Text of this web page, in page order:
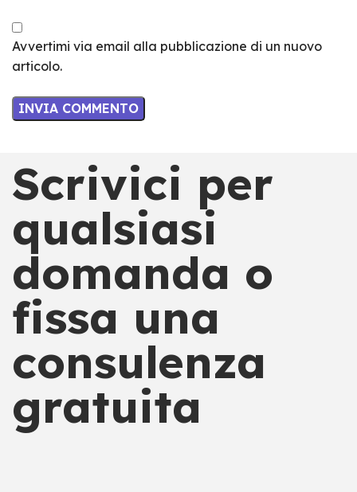
Avvertimi via email alla pubblicazione di un nuovo
articolo.
Scrivici per
qualsiasi
domanda o
fissa una
consulenza
gratuita